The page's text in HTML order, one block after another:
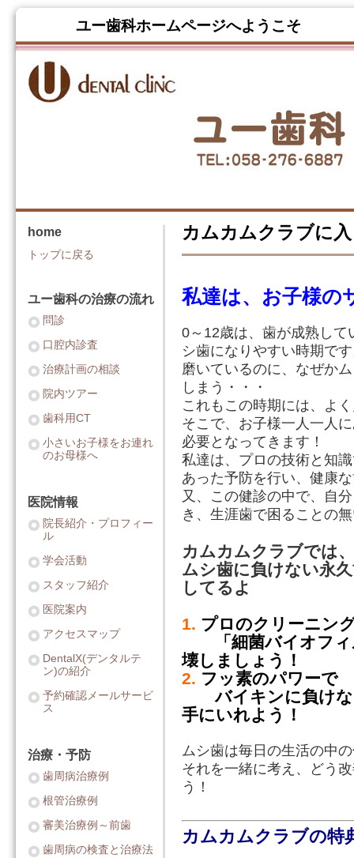
ユー歯科ホームページへよ
home
トップに戻る
ユー歯科の治療の流れ
問診
口腔内診査
治療計画の相談
院内ツアー
歯科用CT
小さいお子様をお連れ
のお母様へ
医院情報
院長紹介・プロフィー
ル
学会活動
スタッフ紹介
医院案内
アクセスマップ
DentalX(デンタルテ
ン)の紹介
予約確認メールサービ
ス
治療・予防
歯周病治療例
根管治療例
審美治療例～前歯
歯周病の検査と治療法
カムカムクラブに
私達は、お子様の
0～12歳は、歯が成熟して
シ歯になりやすい時期で
磨いているのに、なぜか
しまう・・・
これもこの時期には、よ
そこで、お子様一人一人
必要となってきます！
私達は、プロの技術と知
あった予防を行い、健康
又、この健診の中で、自
き、生涯歯で困ることの
カムカムクラブでは、
ムシ歯に負けない永
してるよ
1. プロのクリーニン
「細菌バイオフィ
壊しましょう！
2. フッ素のパワーで
バイキンに負けな
手にいれよう！
ムシ歯は毎日の生活の中
それを一緒に考え、どう
う！
カムカムクラブの特